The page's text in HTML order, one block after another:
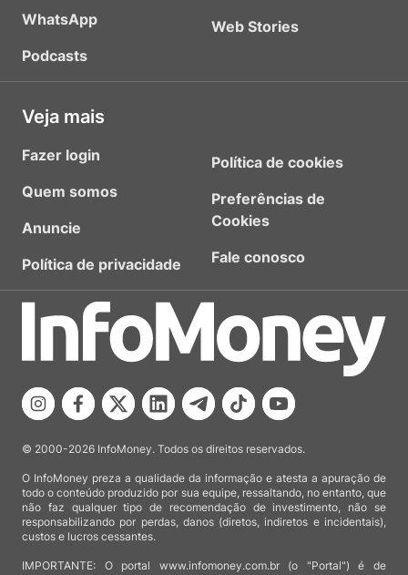
WhatsApp
Podcasts
Web Stories
Veja mais
Fazer login
Quem somos
Anuncie
Política de privacidade
Política de cookies
Preferências de
Cookies
Fale conosco
© 2000-2026 InfoMoney. Todos os direitos reservados.
O InfoMoney preza a qualidade da informação e atesta a apuração de
todo o conteúdo produzido por sua equipe, ressaltando, no entanto, que
não faz qualquer tipo de recomendação de investimento, não se
responsabilizando por perdas, danos (diretos, indiretos e incidentais),
custos e lucros cessantes.
IMPORTANTE: O portal www.infomoney.com.br (o "Portal") é de